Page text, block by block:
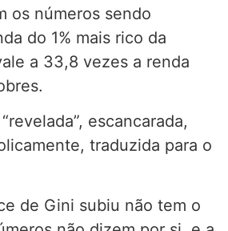
os números sendo
do 1% mais rico da
a 33,8 vezes a renda
escancarada,
traduzida para o
de Gini subiu não tem o